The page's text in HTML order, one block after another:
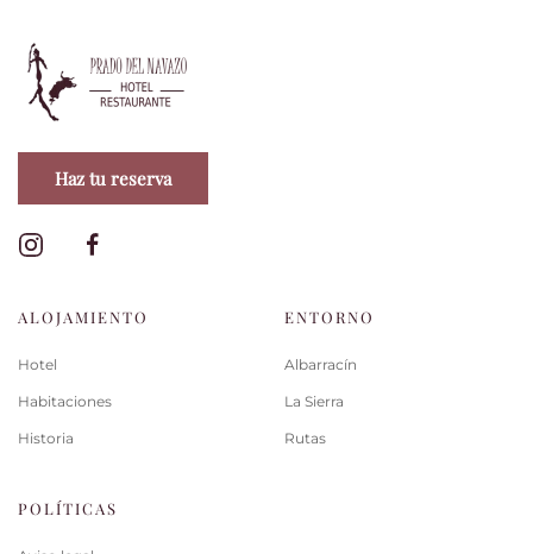
Haz tu reserva
ALOJAMIENTO
Hotel
Habitaciones
Historia
ENTORNO
Albarracín
La Sierra
Rutas
POLÍTICAS